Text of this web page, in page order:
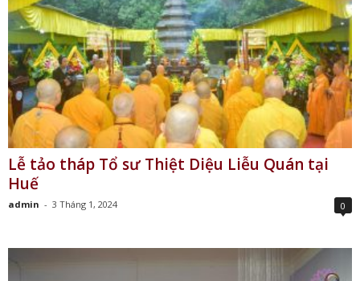
Lễ tảo tháp Tổ sư Thiệt Diệu Liễu Quán tại
Huế
admin - 3 Tháng 1, 2024 0